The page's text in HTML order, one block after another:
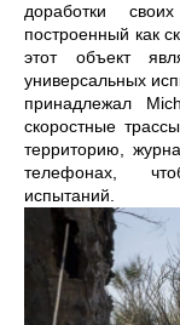
доработки
построенный как
этот объект
универсальных
принадлежал
скоростные
территорию,
телефонах,
испытаний.